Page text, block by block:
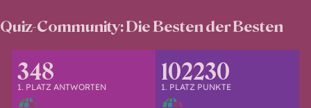
Quiz-Community: Die Besten der Besten
348
1. PLATZ ANTWORTEN
102230
1. PLATZ PUNKTE